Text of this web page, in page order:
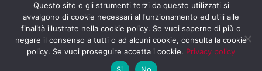
Questo sito o gli strumenti terzi da questo utilizzati si
avvalgono di cookie necessari al funzionamento ed utili alle
finalità illustrate nella cookie policy. Se vuoi saperne di più o
negare il consenso a tutti o ad alcuni cookie, consulta la cookie
policy. Se vuoi proseguire accetta i cookie. Privacy policy
Si
No